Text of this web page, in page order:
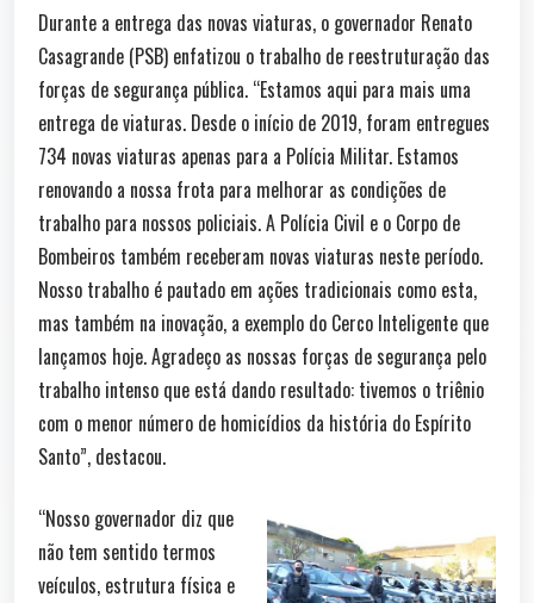
Durante a entrega das novas viaturas, o governador Renato
Casagrande (PSB) enfatizou o trabalho de reestruturação das
forças de segurança pública. “Estamos aqui para mais uma
entrega de viaturas. Desde o início de 2019, foram entregues
734 novas viaturas apenas para a Polícia Militar. Estamos
renovando a nossa frota para melhorar as condições de
trabalho para nossos policiais. A Polícia Civil e o Corpo de
Bombeiros também receberam novas viaturas neste período.
Nosso trabalho é pautado em ações tradicionais como esta,
mas também na inovação, a exemplo do Cerco Inteligente que
lançamos hoje. Agradeço as nossas forças de segurança pelo
trabalho intenso que está dando resultado: tivemos o triênio
com o menor número de homicídios da história do Espírito
Santo”, destacou.
“Nosso governador diz que
não tem sentido termos
veículos, estrutura física e